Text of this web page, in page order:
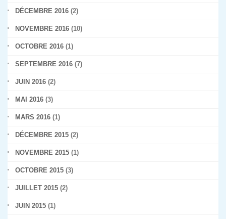
DÉCEMBRE 2016 (2)
NOVEMBRE 2016 (10)
OCTOBRE 2016 (1)
SEPTEMBRE 2016 (7)
JUIN 2016 (2)
MAI 2016 (3)
MARS 2016 (1)
DÉCEMBRE 2015 (2)
NOVEMBRE 2015 (1)
OCTOBRE 2015 (3)
JUILLET 2015 (2)
JUIN 2015 (1)